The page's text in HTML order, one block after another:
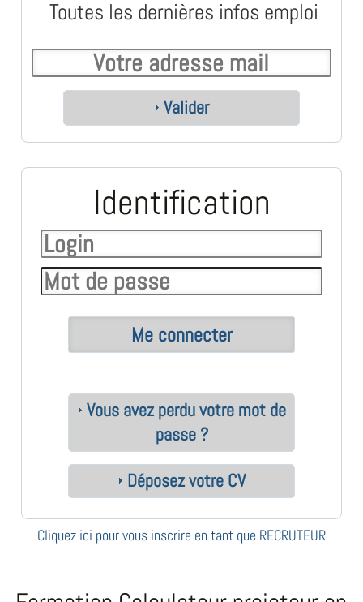
Toutes les dernières infos emploi
Valider
Identification
Vous avez perdu votre mot de
passe ?
Déposez votre CV
Cliquez ici pour vous inscrire en tant que RECRUTEUR